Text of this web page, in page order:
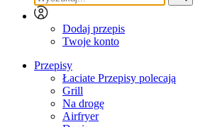
Dodaj przepis
Twoje konto
Przepisy
Łaciate Przepisy polecają
Grill
Na drogę
Airfryer